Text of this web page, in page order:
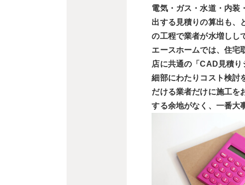
電気・ガス・水道・内装
出する見積りの算出も、
の工程で業者が水増しし
エースホームでは、住宅
店に共通の「CAD見積り
細部にわたりコスト検討
だける業者だけに施工を
する余地がなく、一番大